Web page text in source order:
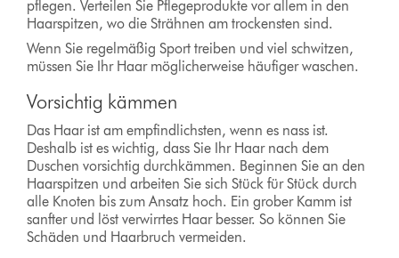
pflegen. Verteilen Sie Pflegeprodukte vor allem in den
Haarspitzen, wo die Strähnen am trockensten sind.
Wenn Sie regelmäßig Sport treiben und viel schwitzen,
müssen Sie Ihr Haar möglicherweise häufiger waschen.
Vorsichtig kämmen
Das Haar ist am empfindlichsten, wenn es nass ist.
Deshalb ist es wichtig, dass Sie Ihr Haar nach dem
Duschen vorsichtig durchkämmen. Beginnen Sie an den
Haarspitzen und arbeiten Sie sich Stück für Stück durch
alle Knoten bis zum Ansatz hoch. Ein grober Kamm ist
sanfter und löst verwirrtes Haar besser. So können Sie
Schäden und Haarbruch vermeiden.